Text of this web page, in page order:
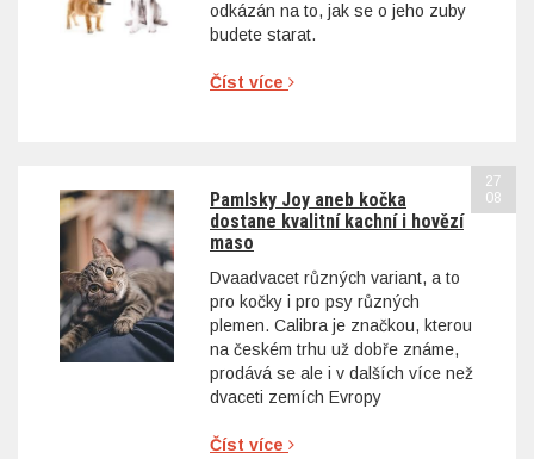
odkázán na to, jak se o jeho zuby
budete starat.
Číst více
Pamlsky Joy aneb kočka
dostane kvalitní kachní i hovězí
maso
Dvaadvacet různých variant, a to
pro kočky i pro psy různých
plemen. Calibra je značkou, kterou
na českém trhu už dobře známe,
prodává se ale i v dalších více než
dvaceti zemích Evropy
Číst více
27
08